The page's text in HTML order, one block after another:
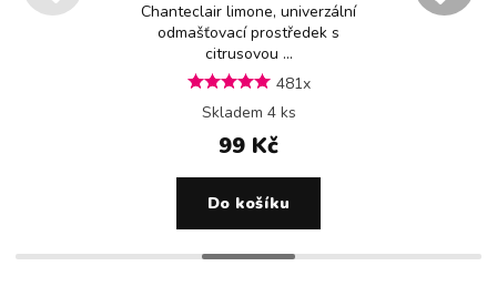
Chanteclair limone, univerzální
odmašťovací prostředek s
citrusovou ...
481x
Skladem 4 ks
99 Kč
Do košíku